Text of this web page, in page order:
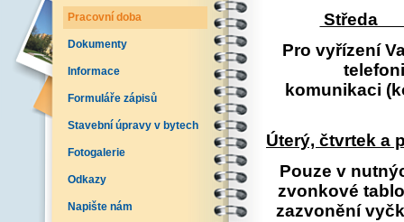
Pracovní doba
Dokumenty
Informace
Formuláře zápisů
Stavební úpravy v bytech
Fotogalerie
Odkazy
Napište nám
Středa
Pro vyřízení
komunikaci
Úterý, čtvrtek a
Pouze v
zvonkové
zazvonění